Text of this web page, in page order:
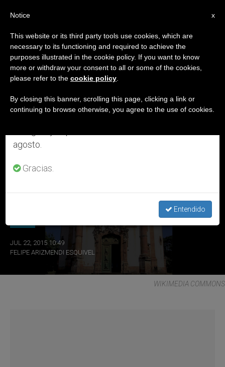
ETIQUETA
Posts Tagged ‘iglesia
Latinoamericana’
ÚLTIMAS NOTICIAS
JUL 22, 2015 10:49
FELIPE ARIZMENDI ESQUIVEL
WIKIMEDIA COMMONS
×
Aviso importante
Del 27 de julio al 7 de agosto haremos la pausa
anual, aprovechando que en el periodo de verano
se generan menos informaciones y también el
agosto.
Gracias.
Entendido
x
Notice
This website or its third party tools use cookies, which are
necessary to its functioning and required to achieve the
purposes illustrated in the cookie policy. If you want to know
more or withdraw your consent to all or some of the cookies,
please refer to the cookie policy
By closing this banner, scrolling this page, clicking a link or
continuing to browse otherwise, you agree to the use of cookies.